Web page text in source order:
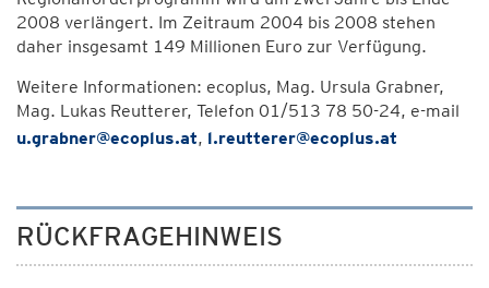
2008 verlängert. Im Zeitraum 2004 bis 2008 stehen
daher insgesamt 149 Millionen Euro zur Verfügung.
Weitere Informationen: ecoplus, Mag. Ursula Grabner,
Mag. Lukas Reutterer, Telefon 01/513 78 50-24, e-mail
u.grabner@ecoplus.at, l.reutterer@ecoplus.at
RÜCKFRAGEHINWEIS